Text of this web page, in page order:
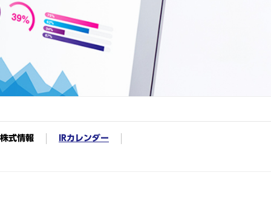
株式情報
IRカレンダー
IRカレンダー IRよくあるご質問
アートネイチャーの重要課題
テークホルダーエンゲージメント